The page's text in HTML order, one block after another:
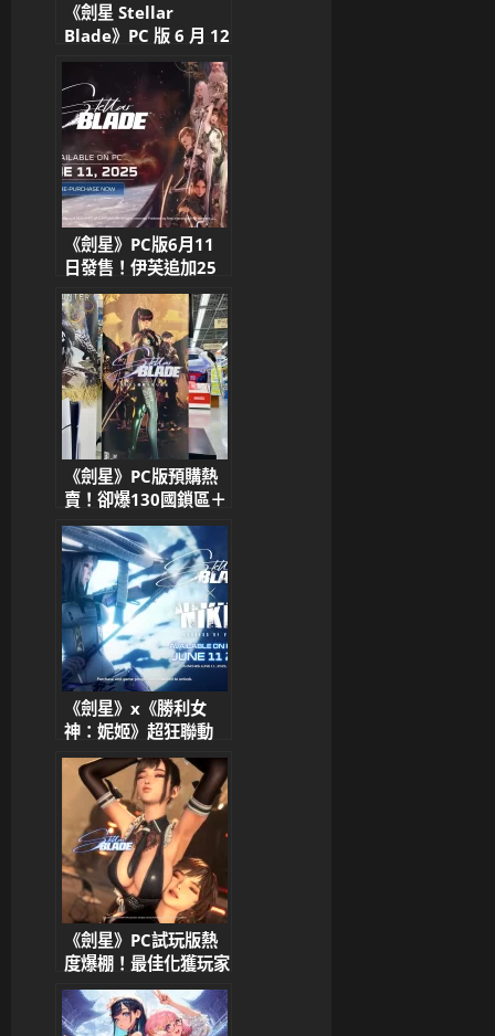
《劍星 Stellar
Blade》PC 版 6 月 12
日正式上市！追加內容
同步免費更新 PS5 版
《劍星》PC版6月11
日發售！伊芙追加25
套新服裝、中文配音、
聯動DLC同步登場
Shift Up財報亮眼、
《女巫計畫》新作蓄勢
待發
《劍星》PC版預購熱
賣！卻爆130國鎖區＋
Denuvo加密爭議 官
方回應玩家五大疑慮
《劍星》x《勝利女
神：妮姬》超狂聯動
DLC 6/12同步上線！
紅蓮BOSS戰、Doro
3D化、經典服裝全收
《劍星》PC試玩版熱
度爆棚！最佳化獲玩家
狂讚 Eve細節建模引
發模組圈討論